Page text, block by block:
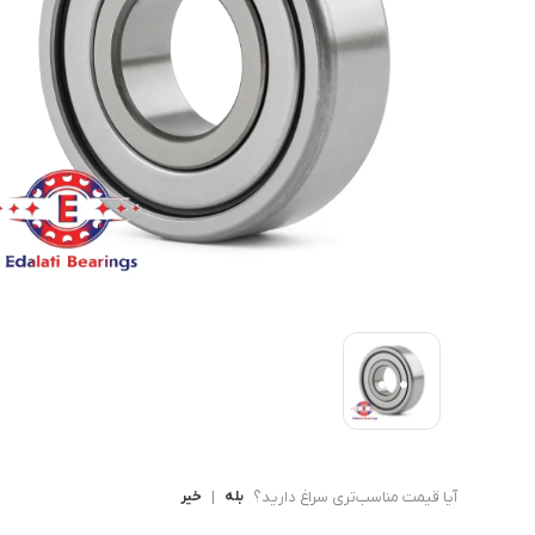
بلبرینگ شعاعی
بلبرینگ شعاعی ( UC )
بلبرینگ شعاعی کروی ( قل
آیا قیمت مناسب‌تری سراغ دارید؟ بله | خیر